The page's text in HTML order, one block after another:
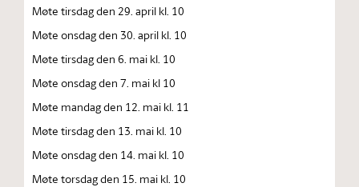
Møte tirsdag den 29. april kl. 10
Møte onsdag den 30. april kl. 10
Møte tirsdag den 6. mai kl. 10
Møte onsdag den 7. mai kl 10
Møte mandag den 12. mai kl. 11
Møte tirsdag den 13. mai kl. 10
Møte onsdag den 14. mai kl. 10
Møte torsdag den 15. mai kl. 10